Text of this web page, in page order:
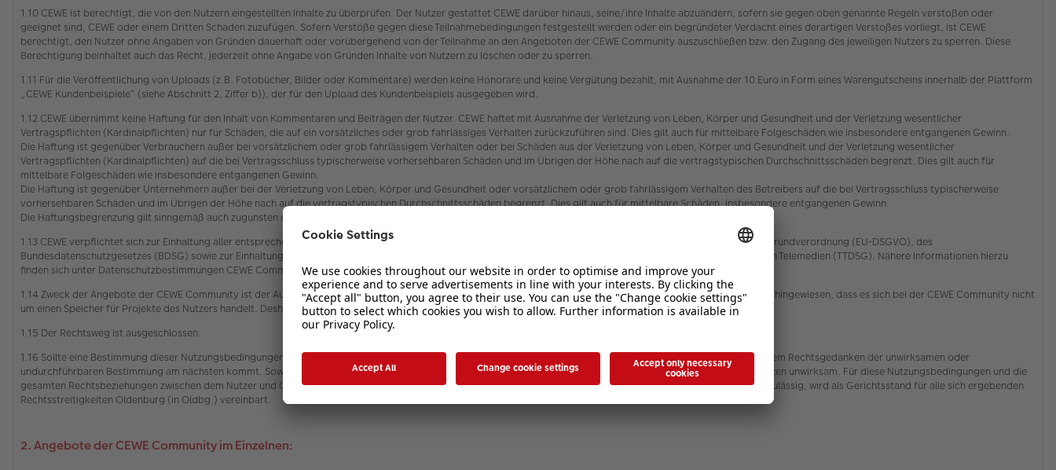
1.10 CEWE ist berechtigt, die von den Nutzern eingestellten Inhalte zu überprüfen. Der Nutzer gestattet CEWE darüber hinaus, seine/ihre Inhalte abzuändern, sofern sie gegen oben genannte Regeln verstoßen oder
geeignet sind, CEWE oder einem Dritten Schaden zuzufügen. Sofern Verstöße gegen diese Teilnahmebedingungen festgestellt werden oder ein begründeter Verdacht eines derartigen Verstoßes vorliegt, ist CEWE
berechtigt, den Nutzer ohne Angaben von Gründen dauerhaft oder vorübergehend von der Teilnahme an den Angeboten der CEWE Community auszuschließen bzw. den Zugang des jeweiligen Nutzers zu sperren. Diese
Berechtigung beinhaltet auch das Recht, jederzeit ohne Angabe von Gründen Inhalte von Nutzern zu löschen oder zu sperren.
1.11 Für die Veröffentlichung von Uploads (z.B. Fotobücher, Bilder oder Kommentare) werden keine Honorare und keine Vergütung bezahlt, mit Ausnahme der 10 Euro in Form eines Warengutscheins innerhalb der Plattform
„CEWE Kundenbeispiele“ (siehe Abschnitt 2, Ziffer b)), der für den Upload des Kundenbeispiels ausgegeben wird.
1.12 CEWE übernimmt keine Haftung für den Inhalt von Kommentaren und Beiträgen der Nutzer. CEWE haftet mit Ausnahme der Verletzung von Leben, Körper und Gesundheit und der Verletzung wesentlicher
Vertragspflichten (Kardinalpflichten) nur für Schäden, die auf ein vorsätzliches oder grob fahrlässiges Verhalten zurückzuführen sind. Dies gilt auch für mittelbare Folgeschäden wie insbesondere entgangenen Gewinn.
Die Haftung ist gegenüber Verbrauchern außer bei vorsätzlichem oder grob fahrlässigem Verhalten oder bei Schäden aus der Verletzung von Leben, Körper und Gesundheit und der Verletzung wesentlicher
Vertragspflichten (Kardinalpflichten) auf die bei Vertragsschluss typischerweise vorhersehbaren Schäden und im Übrigen der Höhe nach auf die vertragstypischen Durchschnittsschäden begrenzt. Dies gilt auch für
mittelbare Folgeschäden wie insbesondere entgangenen Gewinn.
Die Haftung ist gegenüber Unternehmern außer bei der Verletzung von Leben, Körper und Gesundheit oder vorsätzlichem oder grob fahrlässigem Verhalten des Betreibers auf die bei Vertragsschluss typischerweise
vorhersehbaren Schäden und im Übrigen der Höhe nach auf die vertragstypischen Durchschnittsschäden begrenzt. Dies gilt auch für mittelbare Schäden, insbesondere entgangenen Gewinn.
Die Haftungsbegrenzung gilt sinngemäß auch zugunsten der Mitarbeiter und Erfüllungsgehilfen von CEWE.
1.13 CEWE verpflichtet sich zur Einhaltung aller entsprechenden geltenden datenschutzrechtlichen Bestimmungen, insbesondere zur Einhaltung der EU-Datenschutzgrundverordnung (EU-DSGVO), des
Bundesdatenschutzgesetzes (BDSG) sowie zur Einhaltung des Gesetzes über den Datenschutz und den Schutz der Privatsphäre in der Telekommunikation und bei den Telemedien (TTDSG). Nähere Informationen hierzu
finden sich unter Datenschutzbestimmungen CEWE Community
1.14 Zweck der Angebote der CEWE Community ist der Austausch zwischen fotobegeisterten Personen und CEWE (siehe oben Ziffer 1.2). Es wird ausdrücklich darauf hingewiesen, dass es sich bei der CEWE Community nicht
um einen Speicher für Projekte des Nutzers handelt. Deshalb wird eine Haftung für etwaigen Datenverlust seitens CEWE nicht übernommen.
1.15 Der Rechtsweg ist ausgeschlossen.
1.16 Sollte eine Bestimmung dieser Nutzungsbedingungen unwirksam oder undurchführbar sein, tritt an ihre Stelle die gültige oder durchführbare Bestimmung, die dem Rechtsgedanken der unwirksamen oder
undurchführbaren Bestimmung am nächsten kommt. Soweit dies für eine Partei eine unzumutbare Härte darstellen würde, werden die Nutzungsbedingungen im Ganzen unwirksam. Für diese Nutzungsbedingungen und die
gesamten Rechtsbeziehungen zwischen dem Nutzer und CEWE gilt das Recht der Bundesrepublik Deutschland unter Ausschluss des UN-Kaufrechtes (CISG). Soweit zulässig, wird als Gerichtsstand für alle sich ergebenden
Rechtsstreitigkeiten Oldenburg (in Oldbg.) vereinbart.
2. Angebote der CEWE Community im Einzelnen: